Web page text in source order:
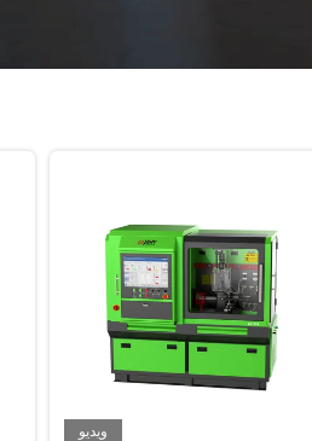
ویدیو